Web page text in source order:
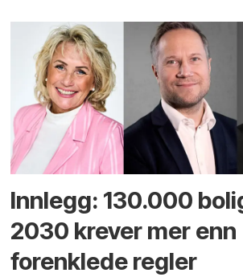
Innlegg: 130.000
2030 krever mer enn
forenklede regler